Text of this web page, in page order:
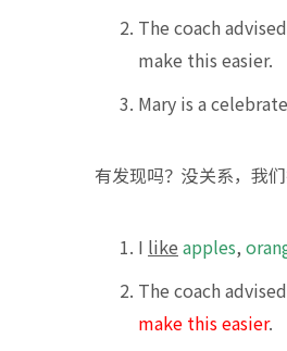
The coach
make this easier.
Mary is a
有发现吗？没关系，我
I like apples,
The coach advised
make this easier.